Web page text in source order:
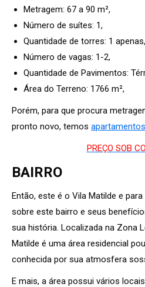
Metragem: 67 a 90 m²,
Número de suítes: 1,
Quantidade de torres: 1 apenas,
Número de vagas: 1-2,
Quantidade de Pavimentos:
Área do Terreno: 1766 m²,
Porém, para que procura
pronto novo, temos
PREÇO SOB
BAIRRO
Então, este é o Vila Matilde e
sobre este bairro e seus
sua história. Localizada na Zona
Matilde é uma área residencial
conhecida por sua atmosfera
E mais, a área possui vários